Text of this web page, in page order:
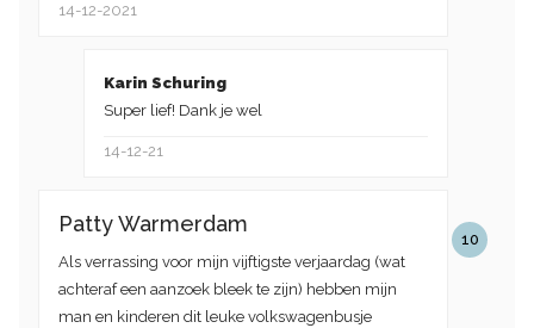
14-12-2021
Karin Schuring
Super lief! Dank je wel
14-12-21
10
Patty Warmerdam
Als verrassing voor mijn vijftigste verjaardag (wat
achteraf een aanzoek bleek te zijn) hebben mijn
man en kinderen dit leuke volkswagenbusje